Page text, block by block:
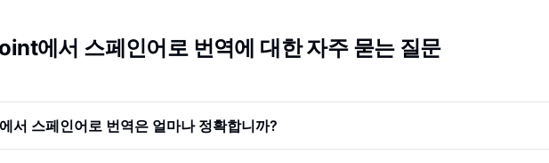
에서 스페인어로 번역에 대한 자주 묻는 질문
서 스페인어로 번역은 얼마나 정확합니까?